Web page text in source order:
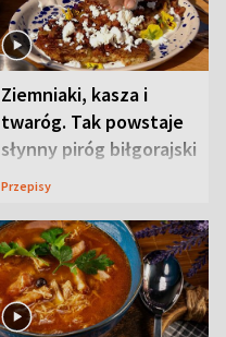
Ziemniaki, kasza i
twaróg. Tak powstaje
słynny piróg biłgorajski
Przepisy